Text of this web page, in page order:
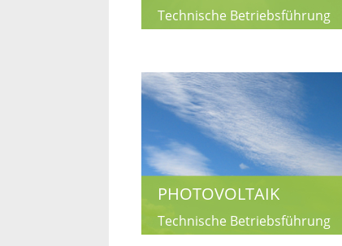
Technische Betriebsführung
PHOTOVOLTAIK
Technische Betriebsführung